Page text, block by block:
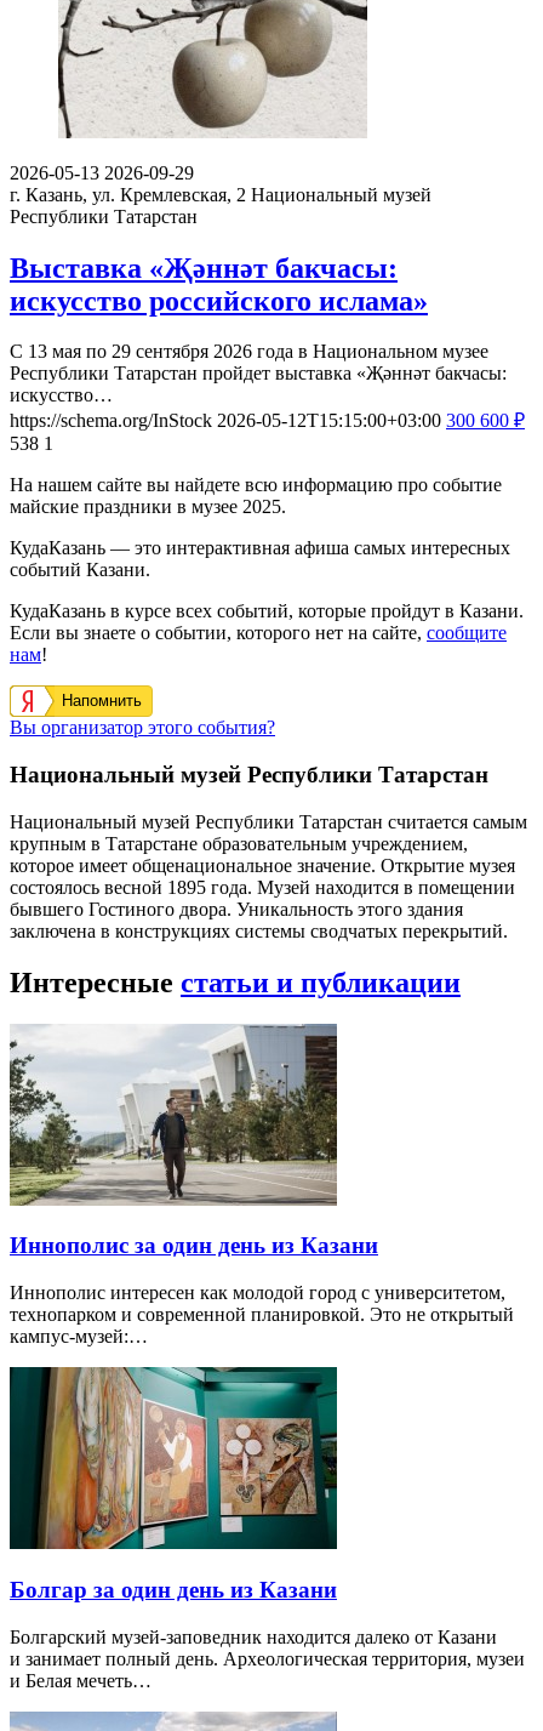
2026-05-13 2026-09-29
г. Казань, ул. Кремлевская, 2 Национальный музей
Республики Татарстан
Выставка «Җәннәт бакчасы:
искусство российского ислама»
С 13 мая по 29 сентября 2026 года в Национальном музее
Республики Татарстан пройдет выставка «Җәннәт бакчасы:
искусство…
https://schema.org/InStock 2026-05-12T15:15:00+03:00 300 600 ₽
538 1
На нашем сайте вы найдете всю информацию про событие
майские праздники в музее 2025.
КудаКазань — это интерактивная афиша самых интересных
событий Казани.
КудаКазань в курсе всех событий, которые пройдут в Казани.
Если вы знаете о событии, которого нет на сайте, сообщите
нам!
Напомнить
Вы организатор этого события?
Национальный музей Республики Татарстан
Национальный музей Республики Татарстан считается самым
крупным в Татарстане образовательным учреждением,
которое имеет общенациональное значение. Открытие музея
состоялось весной 1895 года. Музей находится в помещении
бывшего Гостиного двора. Уникальность этого здания
заключена в конструкциях системы сводчатых перекрытий.
Интересные статьи и публикации
Иннополис за один день из Казани
Иннополис интересен как молодой город с университетом,
технопарком и современной планировкой. Это не открытый
кампус-музей:…
Болгар за один день из Казани
Болгарский музей-заповедник находится далеко от Казани
и занимает полный день. Археологическая территория, музеи
и Белая мечеть…